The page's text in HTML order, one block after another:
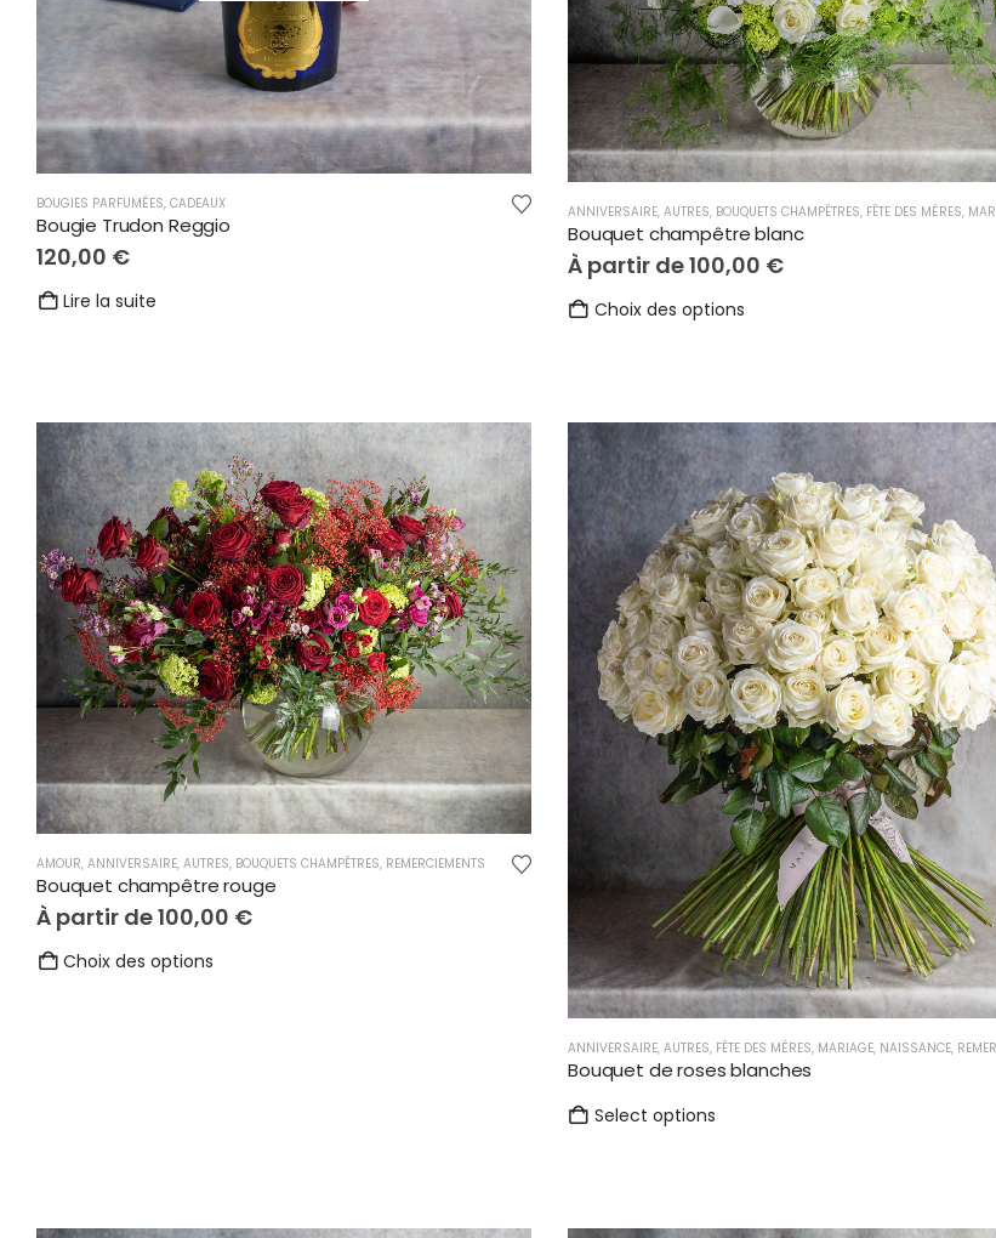
BOUGIES PARFUMÉES, CADEAUX
Bougie Trudon Reggio
120,00 €
Lire la suite
ANNIVERSAIRE, AUTRES, BOUQUETS CHAMPÊTRES, FÊTE DES MÈRES,
Bouquet champêtre blanc
À partir de100,00 €
Choix des optionsCe
variations.
Les
options
peuvent
être
choisies
sur
la
page
du
produit
AMOUR, ANNIVERSAIRE, AUTRES, BOUQUETS CHAMPÊTRES, REMERCIEMENTS
Bouquet champêtre rouge
À partir de100,00 €
Choix des options
ANNIVERSAIRE, AUTRES, FÊTE DES MÈRES, MARIAGE, NAISSANCE,
Bouquet de roses blanches
Select options